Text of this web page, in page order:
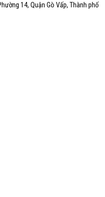
14, Quận Gò Vấp, Thành phố